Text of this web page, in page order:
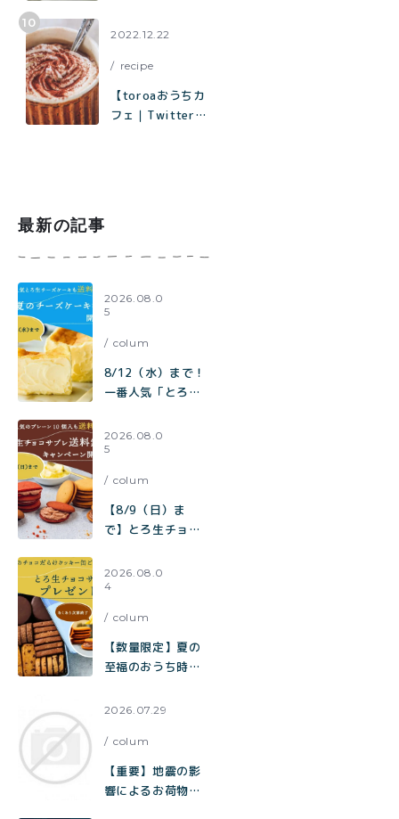
2022.12.22
recipe
【toroaおうちカ
フェ｜Twitterで
最新の記事
2026.08.0
5
colum
8/12（水）まで！
一番人気「とろ生
【送料無料】
toroa夏のチーズ
2026.08.0
5
colum
【8/9（日）ま
で】とろ生チョコ
ャンペーン開催
中！
2026.08.0
4
colum
【数量限定】夏の
至福のおうち時間
だらけクッキー缶
ョコサブレをプレ
ゼント
2026.07.29
colum
【重要】地震の影
響によるお荷物の